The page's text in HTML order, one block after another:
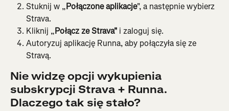
Stuknij w „Połączone aplikacje", a następnie wybierz
Strava.
Kliknij „Połącz ze Strava" i zaloguj się.
Autoryzuj aplikację Runna, aby połączyła się ze
Stravą.
Nie widzę opcji wykupienia
subskrypcji Strava + Runna.
Dlaczego tak się stało?